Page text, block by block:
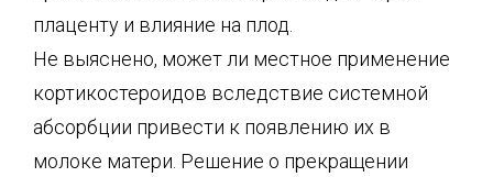
плаценту и влияние на плод.
Не выяснено, может ли местное применение
кортикостероидов вследствие системной
абсорбции привести к появлению их в
молоке матери. Решение о прекращении